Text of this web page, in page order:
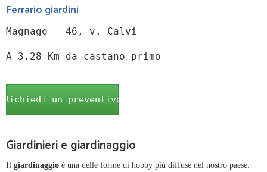
Ferrario giardini
Magnago - 46, v. Calvi
A 3.28 Km da castano primo
Richiedi un preventivo
Giardinieri e giardinaggio
Il giardinaggio è una delle forme di hobby più diffuse nel nostro paese.